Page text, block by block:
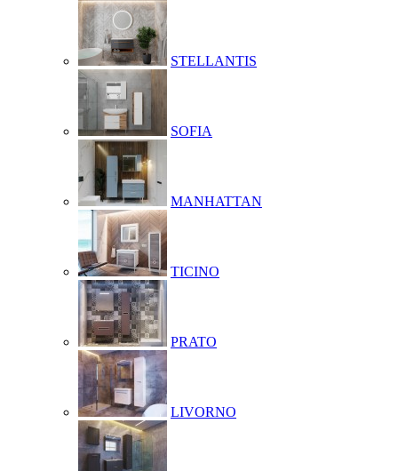
STELLANTIS
SOFIA
MANHATTAN
TICINO
PRATO
LIVORNO